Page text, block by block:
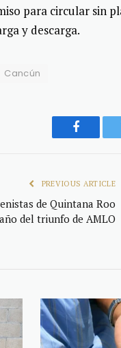
para circular sin
y descarga.
Cancún
PREVIOUS ARTICLE
de Quintana Roo
del triunfo de AMLO